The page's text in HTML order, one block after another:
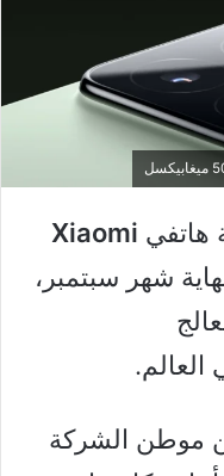
هاتفي Xiaomi
شهر سبتمبر،
العالم.
موطن الشركة